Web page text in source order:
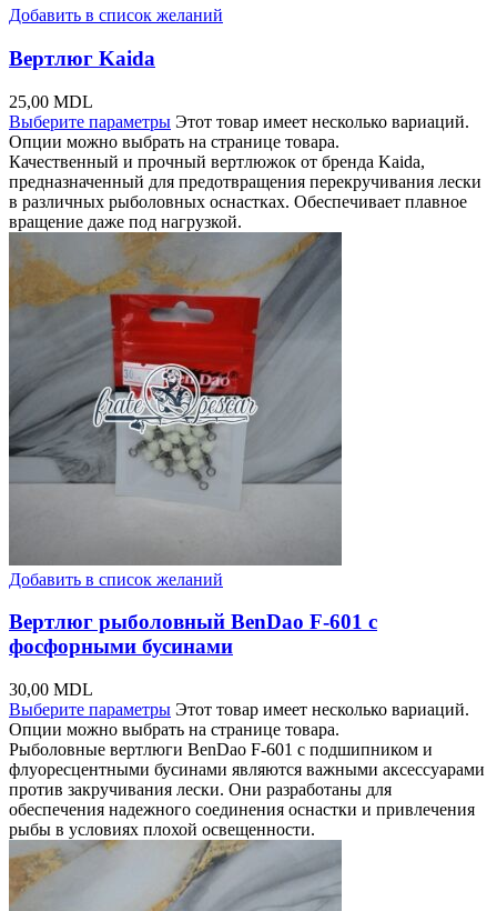
Добавить в список желаний
Вертлюг Kaida
25,00 MDL
Выберите параметры Этот товар имеет несколько вариаций.
Опции можно выбрать на странице товара.
Качественный и прочный вертлюжок от бренда Kaida,
предназначенный для предотвращения перекручивания лески
в различных рыболовных оснастках. Обеспечивает плавное
вращение даже под нагрузкой.
Добавить в список желаний
Вертлюг рыболовный BenDao F-601 с
фосфорными бусинами
30,00 MDL
Выберите параметры Этот товар имеет несколько вариаций.
Опции можно выбрать на странице товара.
Рыболовные вертлюги BenDao F-601 с подшипником и
флуоресцентными бусинами являются важными аксессуарами
против закручивания лески. Они разработаны для
обеспечения надежного соединения оснастки и привлечения
рыбы в условиях плохой освещенности.